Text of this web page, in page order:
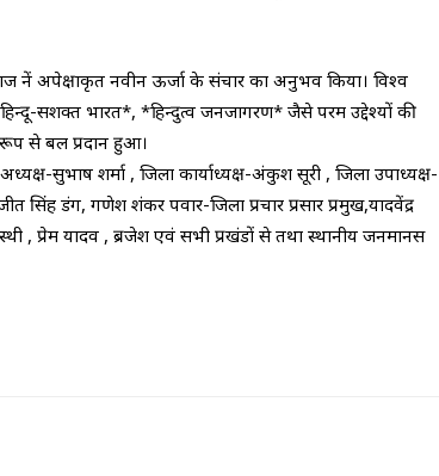
नें अपेक्षाकृत नवीन ऊर्जा के संचार का अनुभव किया। विश्व
सशक्त भारत*, *हिन्दुत्व जनजागरण* जैसे परम उद्देश्यों की
रूप से बल प्रदान हुआ।
सुभाष शर्मा , जिला कार्याध्यक्ष-अंकुश सूरी , जिला उपाध्यक्ष-
सिंह डंग, गणेश शंकर पवार-जिला प्रचार प्रसार प्रमुख,यादवेंद्र
, प्रेम यादव , ब्रजेश एवं सभी प्रखंडों से तथा स्थानीय जनमानस